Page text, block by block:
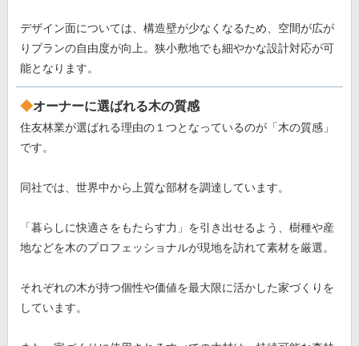
デザイン面については、構造壁が少なくなるため、空間が広が
りプランの自由度が向上。狭小敷地でも細やかな設計対応が可
能となります。
オーナーに選ばれる木の質感
住友林業が選ばれる理由の１つとなっているのが「木の質感」
です。
同社では、世界中から上質な部材を調達しています。
「暮らしに快適さをもたらす力」を引き出せるよう、樹種や産
地などを木のプロフェッショナルが現地を訪れて素材を厳選。
それぞれの木が持つ個性や価値を最大限に活かした家づくりを
しています。